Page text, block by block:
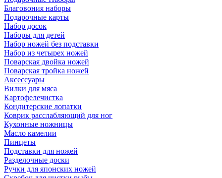
Благовония наборы
Подарочные карты
Набор досок
Наборы для детей
Набор ножей без подставки
Набор из четырех ножей
Поварская двойка ножей
Поварская тройка ножей
Аксессуары
Вилки для мяса
Картофелечистка
Кондитерские лопатки
Коврик расслабляющий для ног
Кухонные ножницы
Масло камелии
Пинцеты
Подставки для ножей
Разделочные доски
Ручки для японских ножей